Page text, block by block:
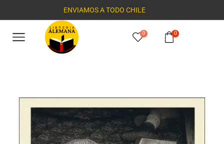
ENVIAMOS A TODO CHILE
0 0